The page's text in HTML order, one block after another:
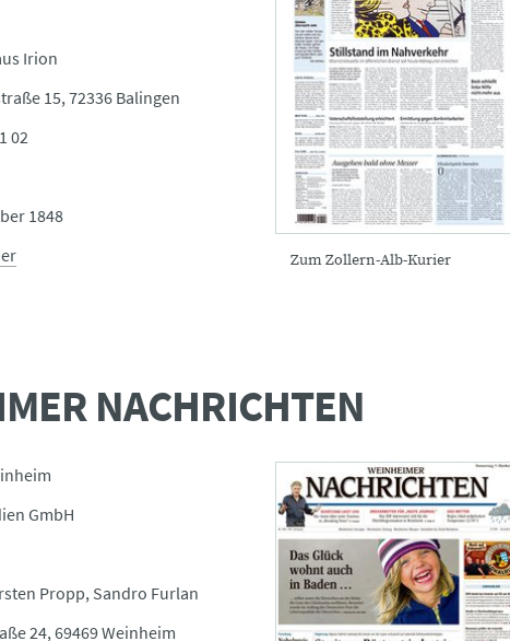
Zum Zollern-Alb-Kurier
Irion
15, 72336 Balingen
02
1848
NACHRICHTEN
GmbH
Propp, Sandro Furlan
24, 69469 Weinheim